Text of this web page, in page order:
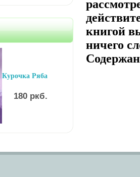
Курочка Ряба
180 ркб.
книгой
ничего